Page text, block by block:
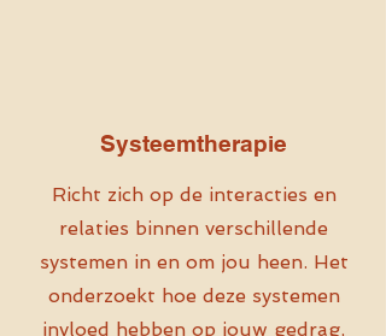
Systeemtherapie
Richt zich op de interacties en
relaties binnen verschillende
systemen in en om jou heen. Het
onderzoekt hoe deze systemen
invloed hebben op jouw gedrag,